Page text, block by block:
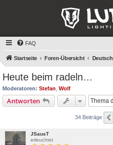
FAQ
Startseite Foren-Übersicht Deutsch
Heute beim radeln…
Moderatoren: Stefan Wolf
Antworten
34 Beiträge
JSausT
erleuchtet